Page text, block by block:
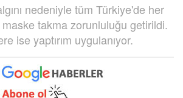
nedeniyle tüm Türkiye'de her
takma zorunluluğu getirildi.
ise yaptırım uygulanıyor.